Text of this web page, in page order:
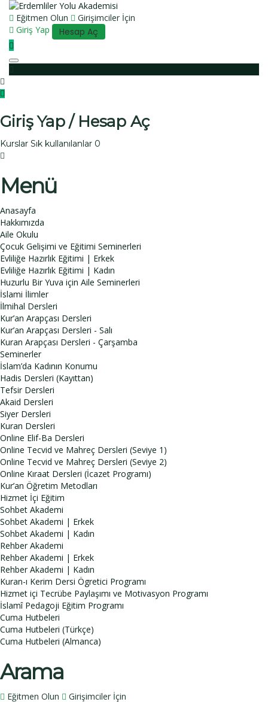
Eğitmen Olun
Girişimciler İçin
Giriş Yap
Hesap Aç
Toggle navigation
Giriş Yap / Hesap Aç
Kurslar Sık kullanılanlar 0
Menü
Anasayfa
Hakkımızda
Aile Okulu
Çocuk Gelişimi ve Eğitimi Seminerleri
Evliliğe Hazırlık Eğitimi | Erkek
Evliliğe Hazırlık Eğitimi | Kadın
Huzurlu Bir Yuva için Aile Seminerleri
İslami İlimler
İlmihal Dersleri
Kur’an Arapçası Dersleri
Kur’an Arapçası Dersleri - Salı
Kuran Arapçası Dersleri - Çarşamba
Seminerler
İslam’da Kadının Konumu
Hadis Dersleri (Kayıttan)
Tefsir Dersleri
Akaid Dersleri
Siyer Dersleri
Kuran Dersleri
Online Elif-Ba Dersleri
Online Tecvid ve Mahreç Dersleri (Seviye 1)
Online Tecvid ve Mahreç Dersleri (Seviye 2)
Online Kıraat Dersleri (İcazet Programı)
Kur’an Öğretim Metodları
Hizmet İçi Eğitim
Sohbet Akademi
Sohbet Akademi | Erkek
Sohbet Akademi | Kadın
Rehber Akademi
Rehber Akademi | Erkek
Rehber Akademi | Kadın
Kuran-ı Kerim Dersi Ögretici Programı
Hizmet içi Tecrübe Paylaşımı ve Motivasyon Programı
İslamî Pedagoji Eğitim Programı
Cuma Hutbeleri
Cuma Hutbeleri (Türkçe)
Cuma Hutbeleri (Almanca)
Arama
Eğitmen Olun Girişimciler İçin